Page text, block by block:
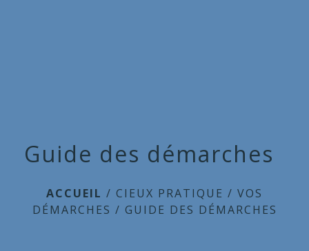
Guide des démarches
ACCUEIL / CIEUX PRATIQUE / VOS
DÉMARCHES / GUIDE DES DÉMARCHES